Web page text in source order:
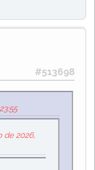
#513698
de 2026,